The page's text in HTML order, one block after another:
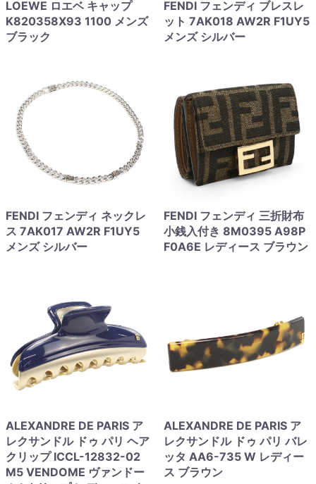
LOEWE ロエベ キャップ
K820358X93 1100 メンズ
ブラック
FENDI フェンディ ブレスレ
ット 7AK018 AW2R F1UY5
メンズ シルバー
FENDI フェンディ ネックレ
ス 7AK017 AW2R F1UY5
メンズ シルバー
FENDI フェンディ 三折財布
小銭入付き 8M0395 A98P
F0A6E レディース ブラウン
ALEXANDRE DE PARIS ア
レクサンドル ドゥ パリ ヘア
クリップ ICCL-12832-02
M5 VENDOME ヴァンドー
ALEXANDRE DE PARIS ア
レクサンドル ドゥ パリ バレ
ッタ AA6-735 W レディー
ス ブラウン